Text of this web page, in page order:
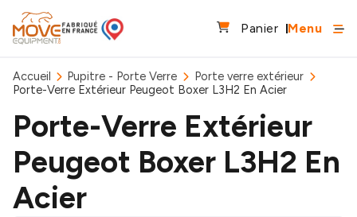
Panier Menu
Accueil Pupitre - Porte Verre
Porte verre extérieur
Porte-Verre Extérieur Peugeot Boxer L3H2 En Acier
Porte-Verre Extérieur
Peugeot Boxer L3H2 En
Acier